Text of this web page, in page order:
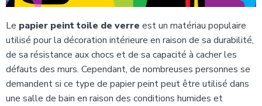
Le papier peint toile de verre est un matériau populaire
utilisé pour la décoration intérieure en raison de sa durabilité,
de sa résistance aux chocs et de sa capacité à cacher les
défauts des murs. Cependant, de nombreuses personnes se
demandent si ce type de papier peint peut être utilisé dans
une salle de bain en raison des conditions humides et